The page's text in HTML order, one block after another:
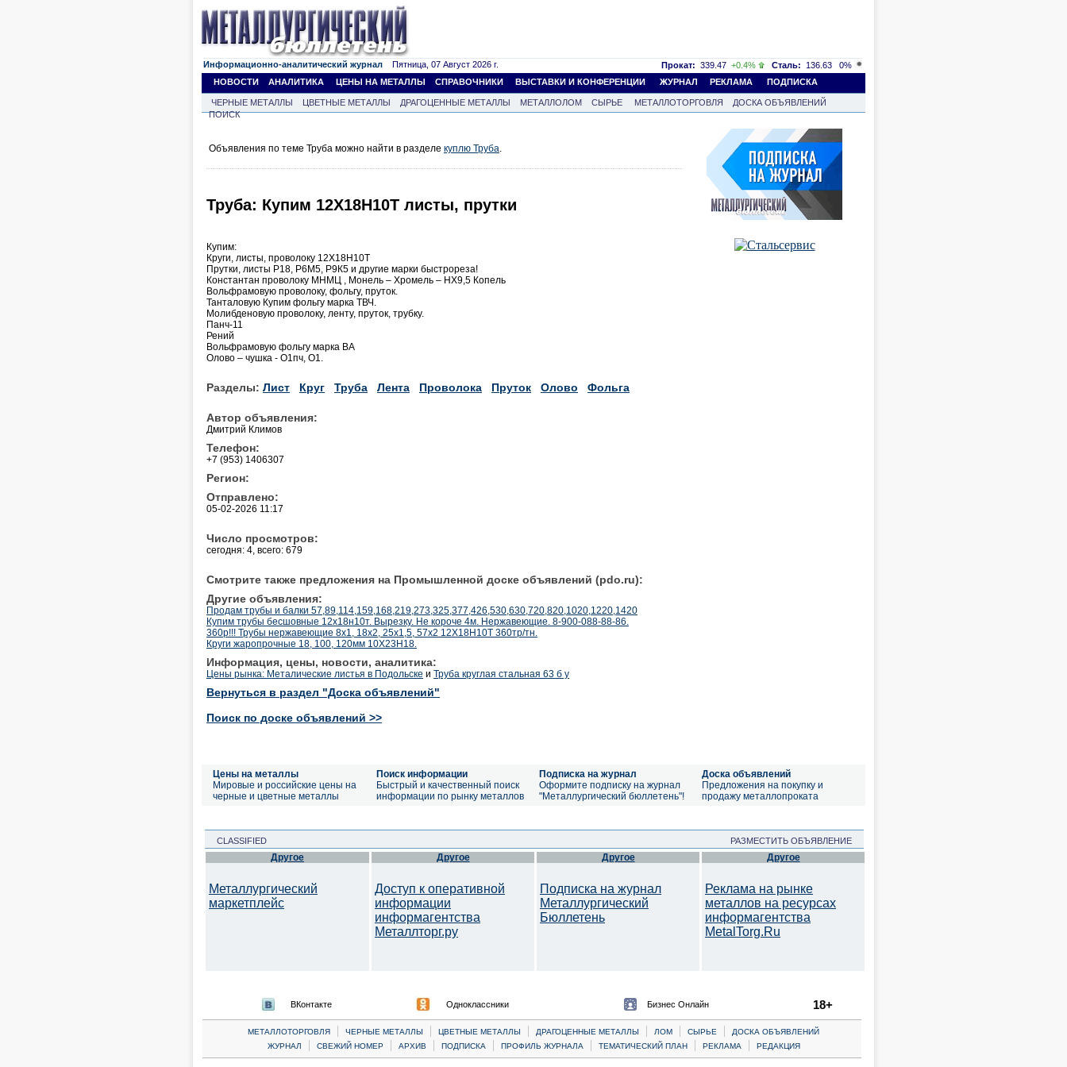
Информационно-аналитический журнал Пятница, 07 Август 2026 г. Прокат: 339.47 +0.4% Сталь: 136.63
0%
НОВОСТИ
АНАЛИТИКА ЦЕНЫ НА МЕТАЛЛЫ СПРАВОЧНИКИ ВЫСТАВКИ И КОНФЕРЕНЦИИ ЖУРНАЛ РЕКЛАМА ПОДПИСКА
ЧЕРНЫЕ МЕТАЛЛЫ ЦВЕТНЫЕ МЕТАЛЛЫ ДРАГОЦЕННЫЕ МЕТАЛЛЫ МЕТАЛЛОЛОМ СЫРЬЕ МЕТАЛЛОТОРГОВЛЯ
ДОСКА ОБЪЯВЛЕНИЙ
ПОИСК
Объявления по теме Труба можно найти в разделе куплю Труба.
Труба: Купим 12Х18Н10Т листы, прутки
Купим:
Круги, листы, проволоку 12Х18Н10Т
Прутки, листы Р18, Р6М5, Р9К5 и другие марки быстрореза!
Константан проволоку МНМЦ , Монель – Хромель – НХ9,5 Копель
Вольфрамовую проволоку, фольгу, пруток.
Танталовую Купим фольгу марка ТВЧ.
Молибденовую проволоку, ленту, пруток, трубку.
Панч-11
Рений
Вольфрамовую фольгу марка ВА
Олово – чушка - О1пч, О1.
Разделы: Лист Круг Труба Лента Проволока Пруток Олово Фольга
Автор объявления:
Дмитрий Климов
Телефон:
+7 (953) 1406307
Регион:
Отправлено:
05-02-2026 11:17
Число просмотров:
сегодня: 4, всего: 679
Смотрите также предложения на Промышленной доске объявлений (pdo.ru):
Другие объявления:
Продам трубы и балки 57,89,114,159,168,219,273,325,377,426,530,630,720,820,1020,1220,1420
Купим трубы бесшовные 12х18н10т. Вырезку. Не короче 4м. Нержавеющие. 8-900-088-88-86.
360р!!! Трубы нержавеющие 8х1, 18х2, 25х1,5, 57х2 12Х18Н10Т 360тр/тн.
Круги жаропрочные 18, 100, 120мм 10Х23Н18.
Информация, цены, новости, аналитика:
Цены рынка: Металические листья в Подольске и Труба круглая стальная 63 б у
Вернуться в раздел "Доска объявлений"
Поиск по доске объявлений >>
Цены на металлы
Мировые и российские цены на
черные и цветные металлы
Поиск информации
Быстрый и качественный поиск
информации по рынку металлов
Подписка на журнал
Оформите подписку на журнал
"Металлургический бюллетень"!
Доска объявлений
Предложения на покупку и
продажу металлопроката
CLASSIFIED РАЗМЕСТИТЬ ОБЪЯВЛЕНИЕ
Другое
Металлургический
маркетплейс
Другое
Доступ к оперативной
информации
информагентства
Металлторг.ру
Другое
Подписка на журнал
Металлургический
Бюллетень
Другое
Реклама на рынке
металлов на ресурсах
информагентства
MetalTorg.Ru
ВКонтакте Одноклассники Бизнес Онлайн 18+
МЕТАЛЛОТОРГОВЛЯ | ЧЕРНЫЕ МЕТАЛЛЫ | ЦВЕТНЫЕ МЕТАЛЛЫ | ДРАГОЦЕННЫЕ МЕТАЛЛЫ | ЛОМ | CЫРЬЕ |
ДОСКА ОБЪЯВЛЕНИЙ
ЖУРНАЛ
| СВЕЖИЙ НОМЕР | АРХИВ | ПОДПИСКА | ПРОФИЛЬ ЖУРНАЛА | ТЕМАТИЧЕСКИЙ ПЛАН | РЕКЛАМА | РЕДАКЦИЯ